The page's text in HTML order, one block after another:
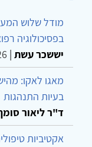
מודל שלוש
בפסיכולוגיה
יששכר עשת |
מאגו לאקו:
בעיות התנהגות
ד"ר ליאור
אקטיביות